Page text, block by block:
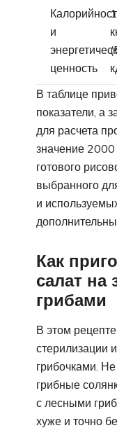
и
ценность
В таблице
показатели, а
для расчета
значение
готового
выбранного
и
Как
салат на
грибами
В этом
стерилизации
грибочками.
грибные
с лесными
хуже и точно